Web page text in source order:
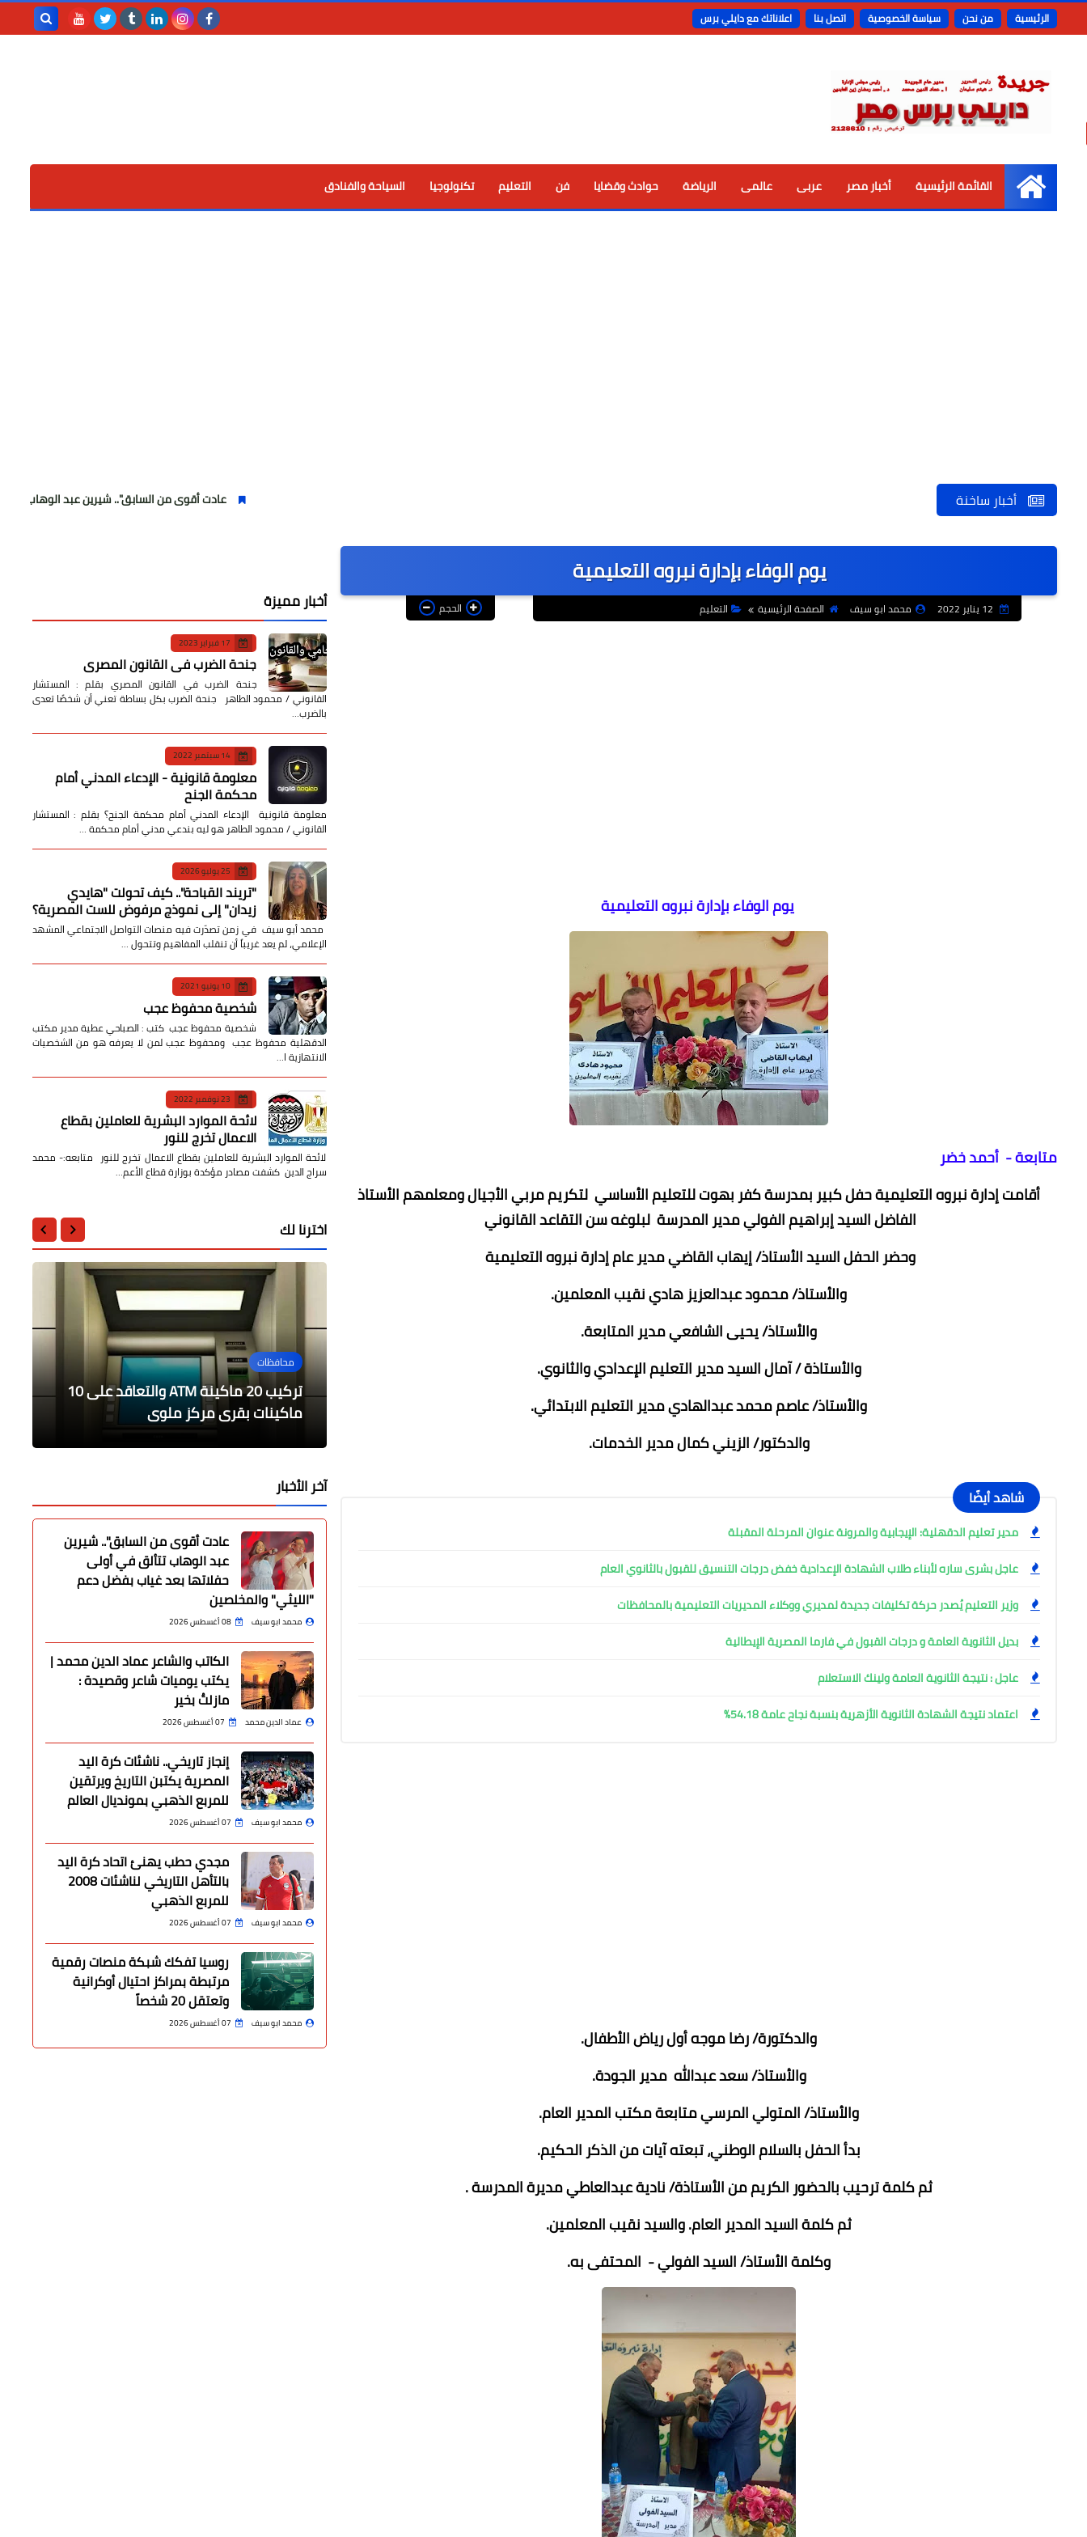
الرئيسية من نحن سياسة الخصوصية اتصل بنا اعلاناتك مع دايلي برس
الرئيسية
القائمة الرئيسية أخبار مصر عربى عالمى الرياضة حوادث وقضايا فن التعليم تكنولوجيا السياحة والفنادق
أخبار ساخنة عادت أقوى من السابق".. شيرين عبد الوهاب تتألق في أولى
يوم الوفاء بإدارة نبروه التعليمية
محمد ابو سيف الصفحة الرئيسية التعليم الحجم
يوم الوفاء بإدارة نبروه التعليمية
متابعة - أحمد خضر
أقامت إدارة نبروه التعليمية حفل كبير بمدرسة كفر بهوت للتعليم الأساسي لتكريم مربي الأجيال ومعلمهم الأستاذ
الفاضل السيد إبراهيم الفولي مدير المدرسة لبلوغه سن التقاعد القانوني
وحضر الحفل السيد الأستاذ/ إيهاب القاضي مدير عام إدارة نبروه التعليمية
والأستاذ/ محمود عبدالعزيز هادي نقيب المعلمين.
والأستاذ/ يحيى الشافعي مدير المتابعة.
والأستاذة / آمال السيد مدير التعليم الإعدادي والثانوي.
والأستاذ/ عاصم محمد عبدالهادي مدير التعليم الابتدائي.
والدكتور/ الزيني كمال مدير الخدمات.
شاهد أيضًا
مدير تعليم الدقهلية: الإيجابية والمرونة عنوان المرحلة المقبلة
عاجل بشرى ساره لأبناء طلاب الشهادة الإعدادية خفض درجات التنسيق للقبول بالثانوي العام
وزير التعليم يُصدر حركة تكليفات جديدة لمديري ووكلاء المديريات التعليمية بالمحافظات
بديل الثانوية العامة و درجات القبول في فارما المصرية الإيطالية
عاجل : نتيجة الثانوية العامة ولينك الاستعلام
اعتماد نتيجة الشهادة الثانوية الأزهرية بنسبة نجاح عامة 54.18%
والدكتورة/ رضا موجه أول رياض الأطفال.
والأستاذ/ سعد عبدالله مدير الجودة.
والأستاذ/ المتولي المرسي متابعة مكتب المدير العام.
بدأ الحفل بالسلام الوطني، تبعته آيات من الذكر الحكيم.
ثم كلمة ترحيب بالحضور الكريم من الأستاذة/ نادية عبدالعاطي مديرة المدرسة .
ثم كلمة السيد المدير العام. والسيد نقيب المعلمين.
وكلمة الأستاذ/ السيد الفولي - المحتفى به.
أخبار مميزة
17 فبراير 2023
جنحة الضرب في القانون المصري
جنحة الضرب في القانون المصري بقلم : المستشار
القانوني / محمود الطاهر جنحة الضرب بكل بساطة تعني أن شخصًا تعدى
بالضرب…
14 سبتمبر 2022
معلومة قانونية - الإدعاء المدني أمام
محكمة الجنح
معلومة قانونية الإدعاء المدني أمام محكمة الجنح؟ بقلم : المستشار
القانوني / محمود الطاهر هو ليه بندعي مدني أمام محكمة …
25 يوليو 2026
​"تريند القباحة".. كيف تحولت "هايدي
زيدان" إلى نموذج مرفوض للست المصرية؟
​ محمد أبو سيف ​في زمن تصدّرت فيه منصات التواصل الاجتماعي المشهد
الإعلامي، لم يعد غريباً أن تنقلب المفاهيم وتتحول …
10 يونيو 2021
شخصية محفوظ عجب
شخصية محفوظ عجب كتب : الصباحي عطية مدير مكتب
الدقهلية محفوظ عجب ومحفوظ عجب لمن لا يعرفه هو من الشخصيات
الانتهازية ا…
23 نوفمبر 2022
لائحة الموارد البشرية للعاملين بقطاع
الاعمال تخرج للنور
لائحة الموارد البشرية للعاملين بقطاع الاعمال تخرج للنور متابعه:- محمد
سراج الدين كشفت مصادر مؤكدة بوزارة قطاع الأعم…
اخترنا لك
25 ديسمبر 2021
محافظات
تركيب 20 ماكينة ATM والتعاقد على 10
ماكينات بقرى مركز ملوى
25 ديسمبر 2021
محافظات
كنيسة الروم الأرثوذكس بدمياط تحتفل
اليوم بالعيد المجيد
25 ديسمبر 2021
محافظات
"قطار التنمية بصعيد مصر" لمشروعات
حياة كريمة بقرى مركز ملوي
25 ديسمبر 2021
أخبار مصر
الرئيس عبد الفتاح السيسي يتفقد اعمال
التطوير بقرية المراشدة
25 ديسمبر 2021
محافظات
محافظ الغربية يقدم التهنئة للأقباط
الكاثوليك
آخر الأخبار
عادت أقوى من السابق".. شيرين
عبد الوهاب تتألق في أولى
حفلاتها بعد غياب بفضل دعم
"الليثي" والمخلصين
محمد ابو سيف 08 أغسطس 2026
الكاتب والشاعر عماد الدين محمد |
يكتب يوميات شاعر وقصيدة :
مازلتُ بخير
عماد الدين محمد 07 أغسطس 2026
إنجاز تاريخي.. ناشئات كرة اليد
المصرية يكتبن التاريخ ويرتقين
للمربع الذهبي بمونديال العالم
محمد ابو سيف 07 أغسطس 2026
مجدي حطب يهنئ اتحاد كرة اليد
بالتأهل التاريخي لناشئات 2008
للمربع الذهبي
محمد ابو سيف 07 أغسطس 2026
روسيا تفكك شبكة منصات رقمية
مرتبطة بمراكز احتيال أوكرانية
وتعتقل 20 شخصاً
محمد ابو سيف 07 أغسطس 2026